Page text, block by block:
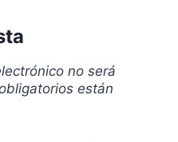
no será
están